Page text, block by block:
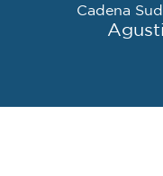
Cadena
Agusti